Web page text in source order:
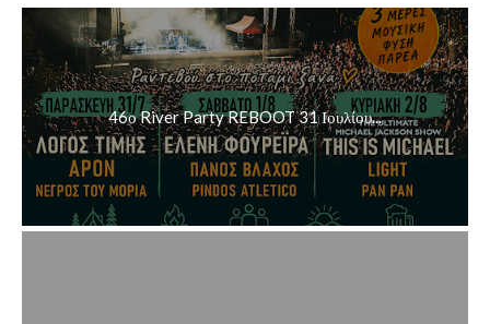
46ο River Party REBOOT 31 Ιουλίου...